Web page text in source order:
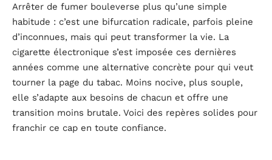
Arrêter de fumer bouleverse plus qu’une simple
habitude : c’est une bifurcation radicale, parfois pleine
d’inconnues, mais qui peut transformer la vie. La
cigarette électronique s’est imposée ces dernières
années comme une alternative concrète pour qui veut
tourner la page du tabac. Moins nocive, plus souple,
elle s’adapte aux besoins de chacun et offre une
transition moins brutale. Voici des repères solides pour
franchir ce cap en toute confiance.